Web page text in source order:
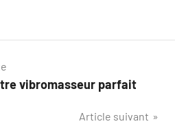
vibromasseur parfait
Article suivant